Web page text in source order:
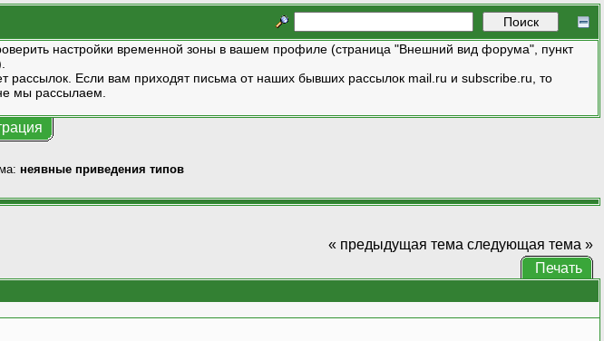
настройки временной зоны в вашем профиле (страница "Внешний вид форума", пункт
рассылок. Если вам приходят письма от наших бывших рассылок mail.ru и subscribe.ru, то
мы рассылаем.
неявные приведения типов
« предыдущая тема следующая тема »
Печать